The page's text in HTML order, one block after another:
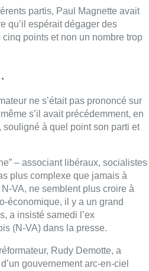
partis, Paul Magnette avait
qu’il espérait dégager des
points et non un nombre trop
ne s’était pas prononcé sur
s’il avait précédemment, en
à quel point son parti et
– associant libéraux, socialistes
plus complexe que jamais à
VA, ne semblent plus croire à
économique, il y a un grand
a insisté samedi l’ex
(N-VA) dans la presse.
Rudy Demotte, a
gouvernement arc-en-ciel